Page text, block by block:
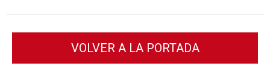
VOLVER A LA PORTADA